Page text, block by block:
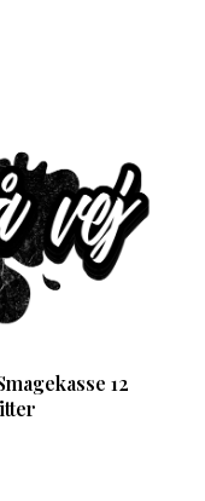
12